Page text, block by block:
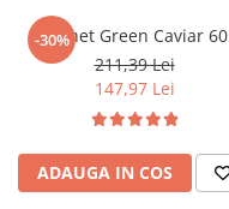
-30%
Pachet Green Caviar 60
211,39 Lei
147,97 Lei
ADAUGA IN COS